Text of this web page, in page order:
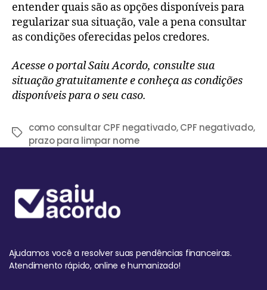
entender quais são as opções disponíveis para
regularizar sua situação, vale a pena consultar
as condições oferecidas pelos credores.
Acesse o portal Saiu Acordo, consulte sua
situação gratuitamente e conheça as condições
disponíveis para o seu caso.
como consultar CPF negativado,CPF negativado,
prazo para limpar nome
Ajudamos você a resolver suas pendências financeiras.
Atendimento rápido, online e humanizado!